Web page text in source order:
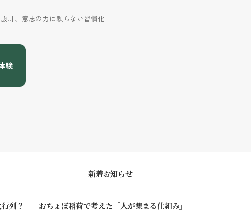
計、意志の力に頼らない習慣化
験
新着お知らせ
列？──おちょぼ稲荷で考えた「人が集まる仕組み」